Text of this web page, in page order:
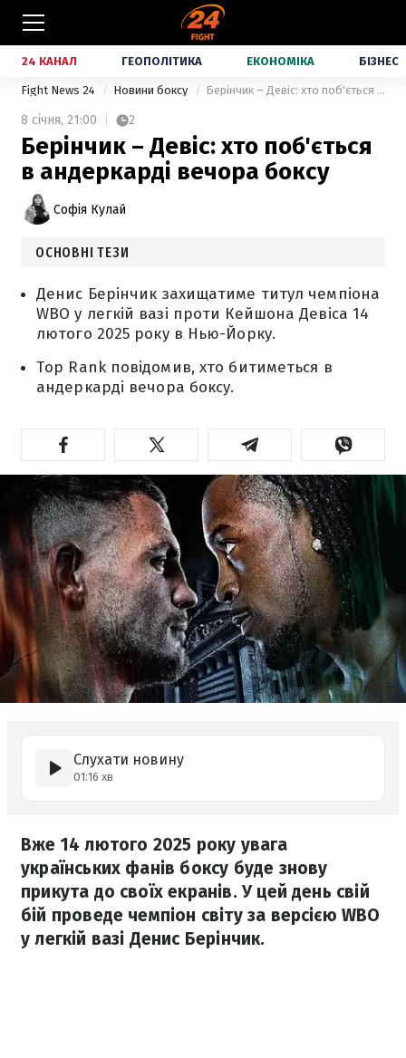
24 КАНАЛ ГЕОПОЛІТИКА ЕКОНОМІКА БІЗНЕС
Fight News 24 Новини боксу Берінчик – Девіс: хто поб'ється в андеркарді вечора боксу
8 січня, 21:00 2
Берінчик – Девіс: хто поб'ється
в андеркарді вечора боксу
Софія Кулай
ОСНОВНІ ТЕЗИ
Денис Берінчик захищатиме титул чемпіона
WBO у легкій вазі проти Кейшона Девіса 14
лютого 2025 року в Нью-Йорку.
Top Rank повідомив, хто битиметься в
андеркарді вечора боксу.
Слухати новину
01:16 хв
Вже 14 лютого 2025 року увага
українських фанів боксу буде знову
прикута до своїх екранів. У цей день свій
бій проведе чемпіон світу за версією WBO
у легкій вазі Денис Берінчик.